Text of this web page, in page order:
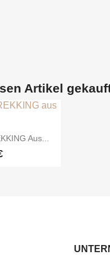
Artikel
Aus...